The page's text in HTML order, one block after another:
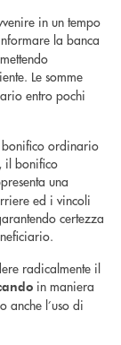
in un tempo
la banca
Le somme
entro pochi
bonifico ordinario
il bonifico
una
ed i vincoli
certezza
radicalmente il
in maniera
anche l’uso di